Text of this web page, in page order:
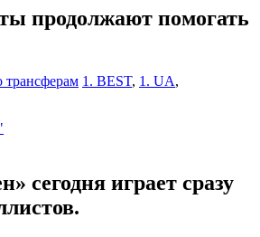
продолжают помогать
трансферам 1. BEST, 1. UA,
сегодня играет сразу